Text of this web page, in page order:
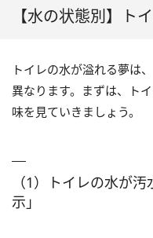
【水の状態別】ト
トイレの水が溢れる夢は
異なります。まずは、ト
味を見ていきましょう。
（1）トイレの水が
示」